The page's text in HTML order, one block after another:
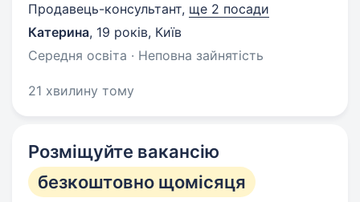
Продавець-консультант, ще 2 посади
Катерина, 19 років, Київ
Середня освіта · Неповна зайнятість
21 хвилину тому
Розміщуйте вакансію
безкоштовно щомісяця